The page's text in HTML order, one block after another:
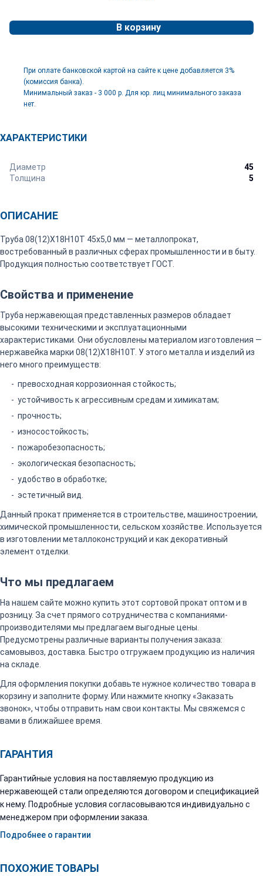
В корзину
При оплате банковской картой на сайте к цене добавляется 3%
(комиссия банка).
Минимальный заказ - 3 000 р. Для юр. лиц минимального заказа
нет.
ХАРАКТЕРИСТИКИ
Диаметр
45
Толщина
5
ОПИСАНИЕ
Труба 08(12)Х18Н10Т 45х5,0 мм — металлопрокат,
востребованный в различных сферах промышленности и в быту.
Продукция полностью соответствует ГОСТ.
Свойства и применение
Труба нержавеющая представленных размеров обладает
высокими техническими и эксплуатационными
характеристиками. Они обусловлены материалом изготовления —
нержавейка марки 08(12)Х18Н10Т. У этого металла и изделий из
него много преимуществ:
превосходная коррозионная стойкость;
устойчивость к агрессивным средам и химикатам;
прочность;
износостойкость;
пожаробезопасность;
экологическая безопасность;
удобство в обработке;
эстетичный вид.
Данный прокат применяется в строительстве, машиностроении,
химической промышленности, сельском хозяйстве. Используется
в изготовлении металлоконструкций и как декоративный
элемент отделки.
Что мы предлагаем
На нашем сайте можно купить этот сортовой прокат оптом и в
розницу. За счет прямого сотрудничества с компаниями-
производителями мы предлагаем выгодные цены.
Предусмотрены различные варианты получения заказа:
самовывоз, доставка. Быстро отгружаем продукцию из наличия
на складе.
Для оформления покупки добавьте нужное количество товара в
корзину и заполните форму. Или нажмите кнопку «Заказать
звонок», чтобы отправить нам свои контакты. Мы свяжемся с
вами в ближайшее время.
ГАРАНТИЯ
Гарантийные условия на поставляемую продукцию из
нержавеющей стали определяются договором и спецификацией
к нему. Подробные условия согласовываются индивидуально с
менеджером при оформлении заказа.
Подробнее о гарантии
ПОХОЖИЕ ТОВАРЫ